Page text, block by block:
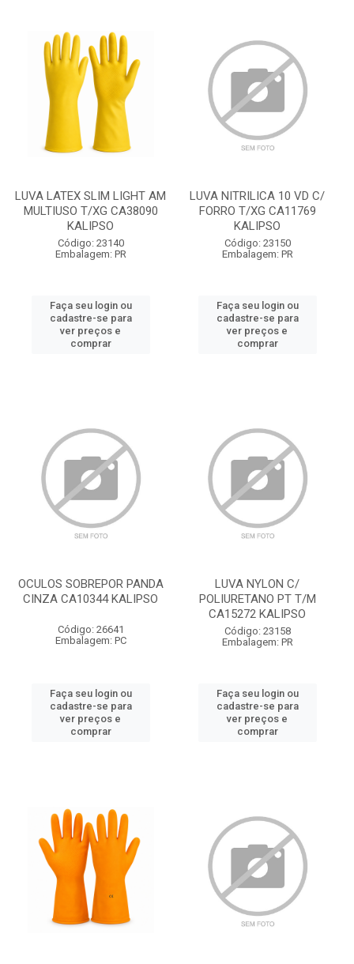
LUVA LATEX SLIM LIGHT AM
MULTIUSO T/XG CA38090
KALIPSO
Código: 23140
Embalagem: PR
Faça seu login ou
cadastre-se para
ver preços e
comprar
LUVA NITRILICA 10 VD C/
FORRO T/XG CA11769
KALIPSO
Código: 23150
Embalagem: PR
Faça seu login ou
cadastre-se para
ver preços e
comprar
OCULOS SOBREPOR PANDA
CINZA CA10344 KALIPSO
Código: 26641
Embalagem: PC
Faça seu login ou
cadastre-se para
ver preços e
comprar
LUVA NYLON C/
POLIURETANO PT T/M
CA15272 KALIPSO
Código: 23158
Embalagem: PR
Faça seu login ou
cadastre-se para
ver preços e
comprar